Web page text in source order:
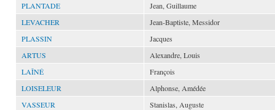
PLANTADE
Jean, Guillaume
LEVACHER
Jean-Baptiste, Messidor
PLASSIN
Jacques
ARTUS
Alexandre, Louis
LAÎNÉ
François
LOISELEUR
Alphonse, Amédée
VASSEUR
Stanislas, Auguste